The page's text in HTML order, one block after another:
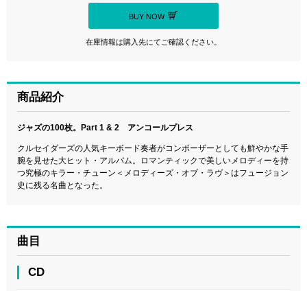
BUY NOW
在庫情報は購入先にてご確認ください。
商品紹介
ジャズの100枚。Part 1 & 2 アンコールプレス
クルセイダーズの人気キーボード奏者がコンポーザーとしても鮮やかな手
腕を見せた大ヒット・アルバム。ロマンティックで美しいメロディーを持
つ究極のキラー・チューン＜メロディーズ・オブ・ラヴ＞はフュージョン
史に残る名曲となった。
曲目
CD